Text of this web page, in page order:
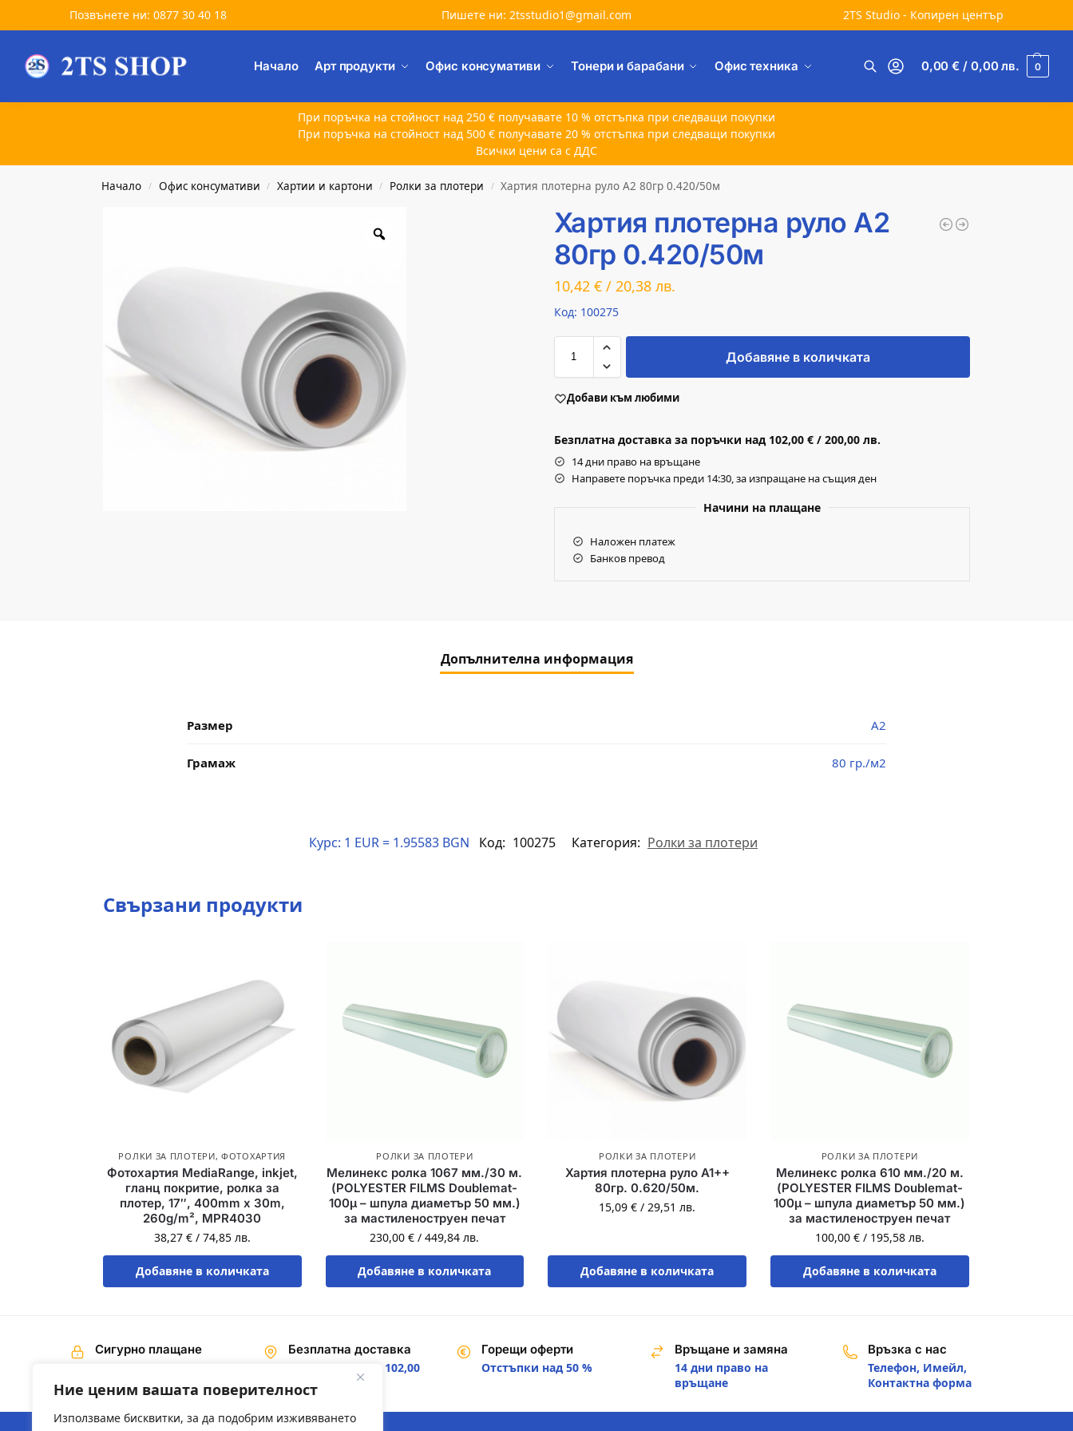
Ние ценим вашата поверителност
Използваме бисквитки, за да подобрим изживяването
Позвънете ни: 0877 30 40 18 Пишете ни: 2tsstudio1@gmail.com 2TS Studio - Копирен център
Начало Арт продукти Офис консумативи Тонери и барабани Офис техника
Търсене
0,00€ / 0,00лв. 0
При поръчка на стойност над 250 € получавате 10 % отстъпка при следващи покупки
При поръчка на стойност над 500 € получавате 20 % отстъпка при следващи покупки
Всички цени са с ДДС
Начало / Офис консумативи / Хартии и картони / Ролки за плотери / Хартия плотерна руло A2 80гр 0.420/50м
Хартия плотерна руло A2
80гр 0.420/50м
10,42 € / 20,38 лв.
Код: 100275
Добавяне в количката
Добави към любими
Безплатна доставка за поръчки над 102,00 € / 200,00 лв.
14 дни право на връщане
Направете поръчка преди 14:30, за изпращане на същия ден
Начини на плащане
Наложен платеж
Банков превод
Допълнителна информация
Размер A2
Грамаж 80 гр./м2
Курс: 1 EUR = 1.95583 BGN Код: 100275 Категория: Ролки за плотери
Свързани продукти
РОЛКИ ЗА ПЛОТЕРИ,ФОТОХАРТИЯ
Фотохартия MediaRange, inkjet,
гланц покритие, ролка за
плотер, 17″, 400mm х 30m,
260g/m², MPR4030
38,27 € / 74,85 лв.
Добавяне в количката
РОЛКИ ЗА ПЛОТЕРИ
Мелинекс ролка 1067 мм./30 м.
(POLYESTER FILMS Doublemat-
100µ – шпула диаметър 50 мм.)
за мастиленоструен печат
230,00€ /449,84лв.
Добавяне в количката
РОЛКИ ЗА ПЛОТЕРИ
Хартия плотерна руло A1++
80гр. 0.620/50м.
15,09€ /29,51лв.
Добавяне в количката
РОЛКИ ЗА ПЛОТЕРИ
Мелинекс ролка 610 мм./20 м.
(POLYESTER FILMS Doublemat-
100µ – шпула диаметър 50 мм.)
за мастиленоструен печат
100,00 € / 195,58 лв.
Добавяне в количката
Сигурно плащане
Безплатна доставка
На поръчки над 102,00
€ / 200,00 лв.
Горещи оферти
Отстъпки над 50 %
Връщане и замяна
14 дни право на
връщане
Връзка с нас
Телефон, Имейл,
Контактна форма